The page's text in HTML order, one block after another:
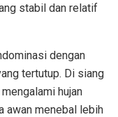
stabil dan relatif
dengan
tertutup. Di siang
hujan
awan menebal lebih